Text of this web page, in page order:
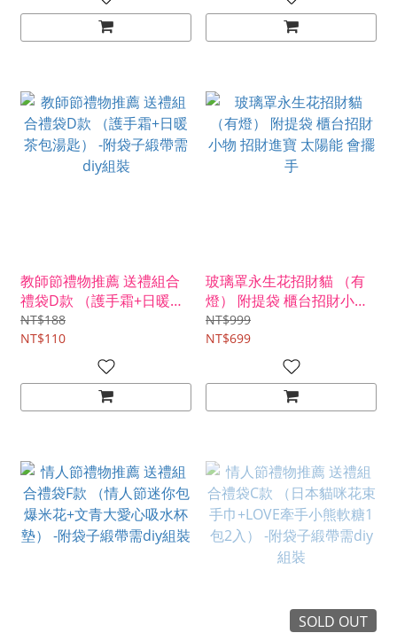
教師節禮物推薦 送禮組合
禮袋D款 （護手霜+日暖茶
包湯匙） -附袋子緞帶需diy
組裝
NT$188
NT$110
玻璃罩永生花招財貓 （有
燈） 附提袋 櫃台招財小物
招財進寶 太陽能 會擺手
NT$999
NT$699
SOLD OUT